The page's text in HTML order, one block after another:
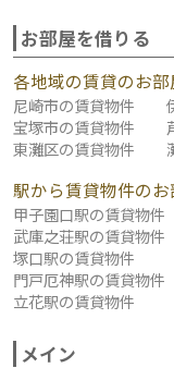
お部屋を借りる
各地域の賃貸のお
尼崎市の賃貸物件
宝塚市の賃貸物件
東灘区の賃貸物件
駅から賃貸物件の
甲子園口駅の賃貸物件
武庫之荘駅の賃貸物件
塚口駅の賃貸物件
門戸厄神駅の賃貸物件
立花駅の賃貸物件
メイン